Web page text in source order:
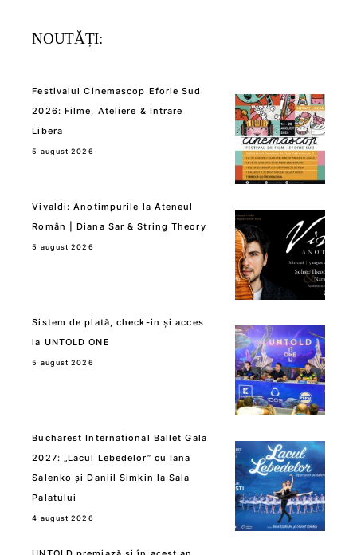
NOUTĂȚI:
Festivalul Cinemascop Eforie Sud
2026: Filme, Ateliere & Intrare
Libera
5 august 2026
Vivaldi: Anotimpurile la Ateneul
Român | Diana Sar & String Theory
5 august 2026
Sistem de plată, check-in și acces
la UNTOLD ONE
5 august 2026
Bucharest International Ballet Gala
2027: „Lacul Lebedelor” cu Iana
Salenko și Daniil Simkin la Sala
Palatului
4 august 2026